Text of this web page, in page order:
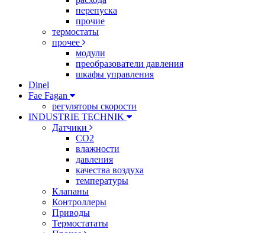
перепуска
прочие
термостаты
прочее
модули
преобразователи давления
шкафы управления
Dinel
Fae Fagan
регуляторы скорости
INDUSTRIE TECHNIK
Датчики
CO2
влажности
давления
качества воздуха
температуры
Клапаны
Контроллеры
Приводы
Термостататы